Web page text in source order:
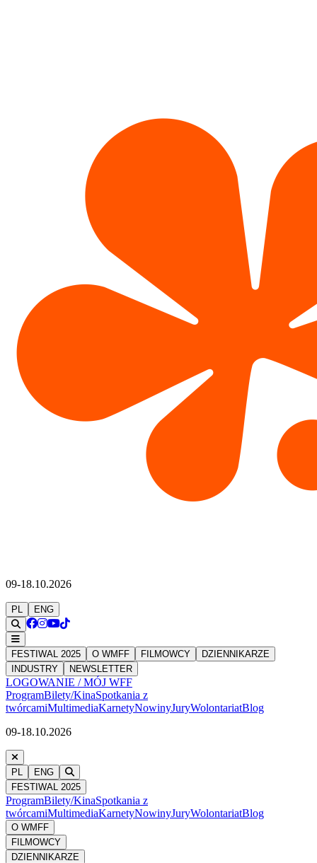
09-18.10.2026
PL ENG
FESTIWAL 2025 O WMFF FILMOWCY
DZIENNIKARZE
INDUSTRY
NEWSLETTER
LOGOWANIE / MÓJ WFF
ProgramBilety/KinaSpotkania z
twórcamiMultimediaKarnetyNowinyJuryWolontariatBlog
09-18.10.2026
PL
ENG
FESTIWAL 2025
ProgramBilety/KinaSpotkania z
twórcamiMultimediaKarnetyNowinyJuryWolontariatBlog
O WMFF
FILMOWCY
DZIENNIKARZE